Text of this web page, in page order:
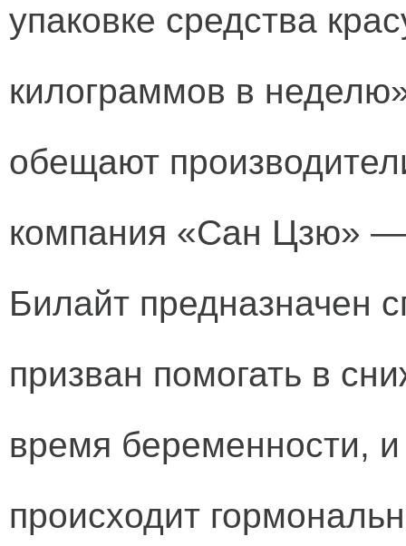
упаковке средства
килограммов в
обещают
компания «Сан Цзю»
Билайт предназначен
призван помогать в
время беременности,
происходит